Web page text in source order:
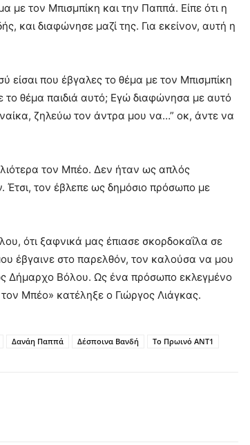
με τον Μπισμπίκη και την Παππά. Είπε ότι η
και διαφώνησε μαζί της. Για εκείνον, αυτή η
είσαι που έβγαλες το θέμα με τον Μπισμπίκη
το θέμα παιδιά αυτό; Εγώ διαφώνησα με αυτό
ζηλεύω τον άντρα μου να…” οκ, άντε να
τον Μπέο. Δεν ήταν ως απλός
Έτσι, τον έβλεπε ως δημόσιο πρόσωπο με
ότι ξαφνικά μας έπιασε σκορδοκαΐλα σε
έβγαινε στο παρελθόν, τον καλούσα να μου
Δήμαρχο Βόλου. Ως ένα πρόσωπο εκλεγμένο
Μπέο» κατέληξε ο Γιώργος Λιάγκας.
Δανάη Παππά Δέσποινα Βανδή Το Πρωινό ΑΝΤ1